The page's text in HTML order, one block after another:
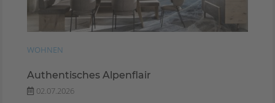
WOHNEN
Authentisches Alpenflair
02.07.2026